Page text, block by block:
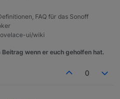
FAQ für das Sonoff
ui/wiki
wenn er euch geholfen hat.
0